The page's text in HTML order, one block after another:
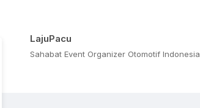
LajuPacu
Sahabat Event Organizer Otomotif Indonesia